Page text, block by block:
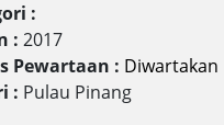
:
: 2017
Pewartaan : Diwartakan
: Pulau Pinang